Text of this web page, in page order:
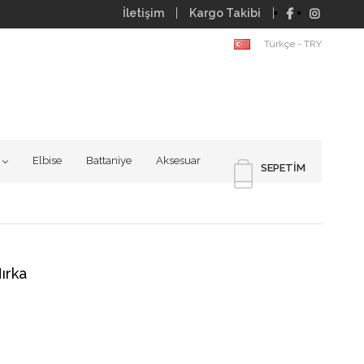
İletişim Kargo Takibi
Türkçe - TRY
SEPETIM
Elbise Battaniye Aksesuar